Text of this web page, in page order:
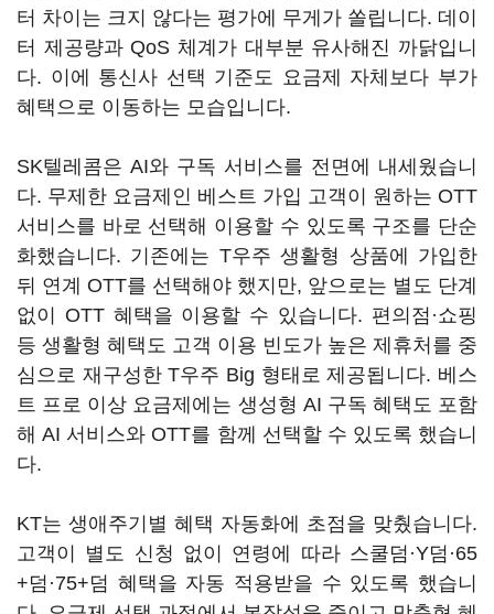
터 차이는 크지 않다는 평가에 무게가 쏠립니다. 데이
터 제공량과 QoS 체계가 대부분 유사해진 까닭입니
다. 이에 통신사 선택 기준도 요금제 자체보다 부가
혜택으로 이동하는 모습입니다.
SK텔레콤은 AI와 구독 서비스를 전면에 내세웠습니
다. 무제한 요금제인 베스트 가입 고객이 원하는 OTT
서비스를 바로 선택해 이용할 수 있도록 구조를 단순
화했습니다. 기존에는 T우주 생활형 상품에 가입한
뒤 연계 OTT를 선택해야 했지만, 앞으로는 별도 단계
없이 OTT 혜택을 이용할 수 있습니다. 편의점·쇼핑
등 생활형 혜택도 고객 이용 빈도가 높은 제휴처를 중
심으로 재구성한 T우주 Big 형태로 제공됩니다. 베스
트 프로 이상 요금제에는 생성형 AI 구독 혜택도 포함
해 AI 서비스와 OTT를 함께 선택할 수 있도록 했습니
다.
KT는 생애주기별 혜택 자동화에 초점을 맞췄습니다.
고객이 별도 신청 없이 연령에 따라 스쿨덤·Y덤·65
+덤·75+덤 혜택을 자동 적용받을 수 있도록 했습니